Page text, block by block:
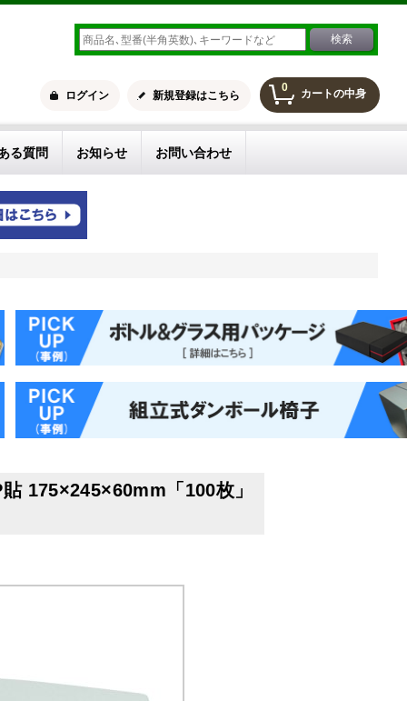
0 カートの中身
ログイン 新規登録はこちら
る質問 お知らせ お問い合わせ
175×245×60mm「100枚」